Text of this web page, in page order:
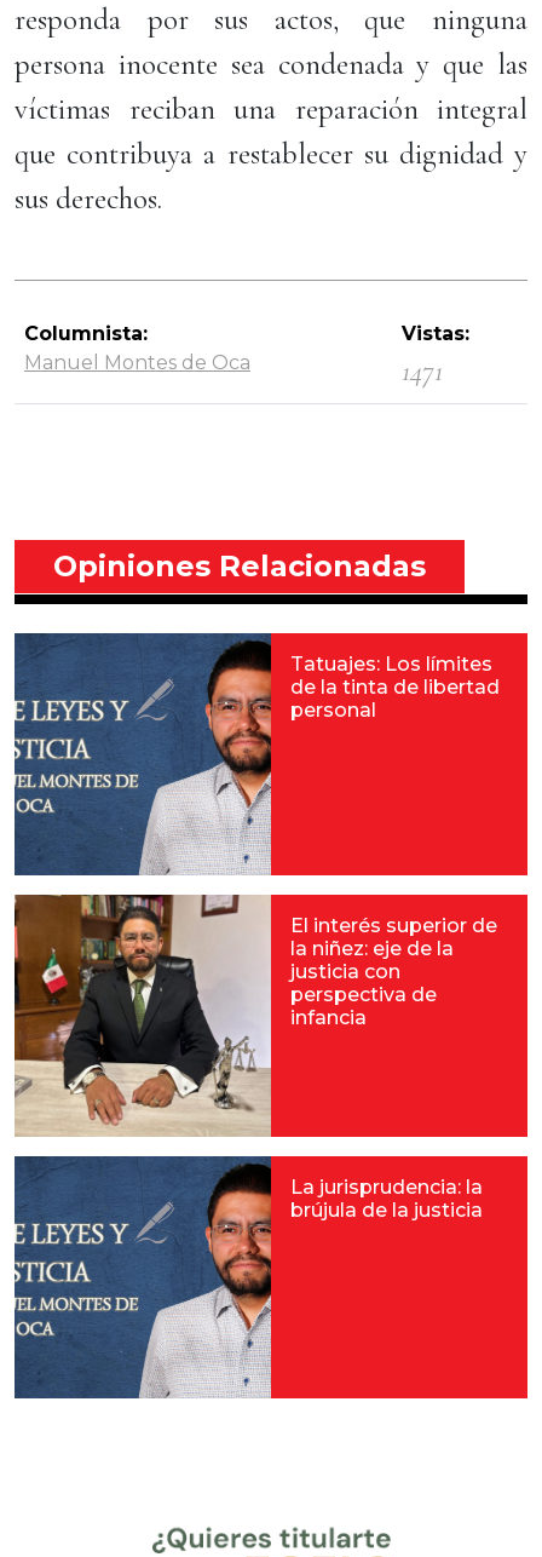
responda por sus actos, que ninguna
persona inocente sea condenada y que las
víctimas reciban una reparación integral
que contribuya a restablecer su dignidad y
sus derechos.
Columnista:
Manuel Montes de Oca
Vistas:
1471
Opiniones Relacionadas
Tatuajes: Los límites
de la tinta de libertad
personal
El interés superior de
la niñez: eje de la
justicia con
perspectiva de
infancia
La jurisprudencia: la
brújula de la justicia